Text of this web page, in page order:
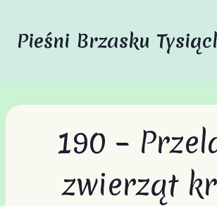
Pieśni Brzasku
190 –
zwierząt